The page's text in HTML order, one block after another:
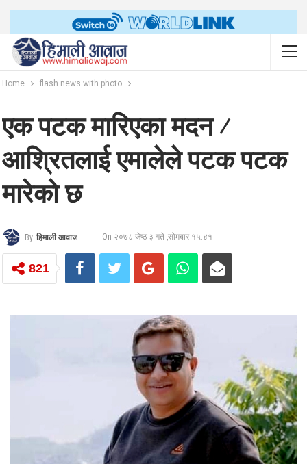
Home flash news with photo
एक पटक मारिएका मदन ⁄
आश्रितलाई एमालेले पटक पटक
मारेको छ
By हिमाली आवाज On २०७८ जेष्ठ ३ गते ,सोमबार १५:४१
821